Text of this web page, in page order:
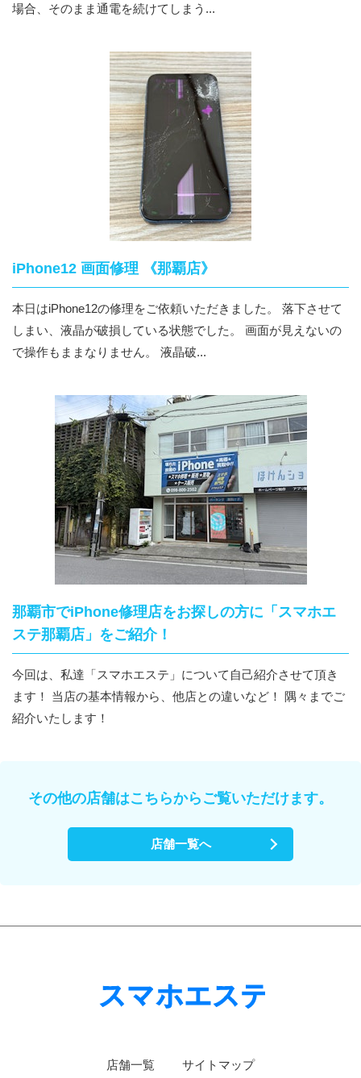
場合、そのまま通電を続けてしまう...
iPhone12 画面修理 《那覇店》
本日はiPhone12の修理をご依頼いただきました。 落下させて
しまい、液晶が破損している状態でした。 画面が見えないの
で操作もままなりません。 液晶破...
那覇市でiPhone修理店をお探しの方に「スマホエ
ステ那覇店」をご紹介！
今回は、私達「スマホエステ」について自己紹介させて頂き
ます！ 当店の基本情報から、他店との違いなど！ 隅々までご
紹介いたします！
その他の店舗はこちらからご覧いただけます。
店舗一覧へ
店舗一覧 サイトマップ